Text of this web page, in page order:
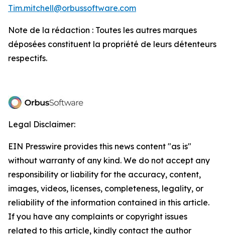
Tim.mitchell@orbussoftware.com
Note de la rédaction : Toutes les autres marques
déposées constituent la propriété de leurs détenteurs
respectifs.
Legal Disclaimer:
EIN Presswire provides this news content "as is"
without warranty of any kind. We do not accept any
responsibility or liability for the accuracy, content,
images, videos, licenses, completeness, legality, or
reliability of the information contained in this article.
If you have any complaints or copyright issues
related to this article, kindly contact the author